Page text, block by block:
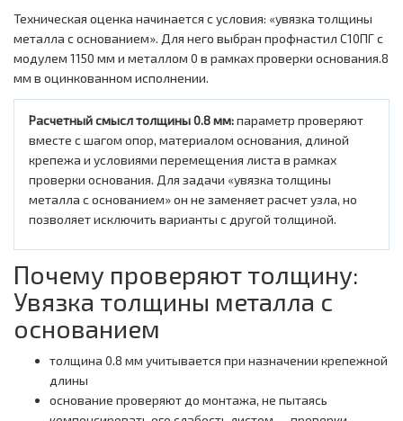
Техническая оценка начинается с условия: «увязка толщины
металла с основанием». Для него выбран профнастил С10ПГ с
модулем 1150 мм и металлом 0 в рамках проверки основания.8
мм в оцинкованном исполнении.
Расчетный смысл толщины 0.8 мм:параметр проверяют
вместе с шагом опор, материалом основания, длиной
крепежа и условиями перемещения листа в рамках
проверки основания. Для задачи «увязка толщины
металла с основанием» он не заменяет расчет узла, но
позволяет исключить варианты с другой толщиной.
Почему проверяют толщину:
Увязка толщины металла с
основанием
толщина 0.8 мм учитывается при назначении крепежной
длины
основание проверяют до монтажа, не пытаясь